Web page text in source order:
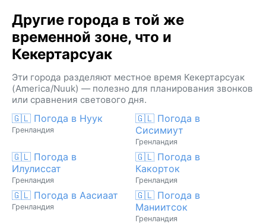
Другие города в той же
временной зоне, что и
Кекертарсуак
Эти города разделяют местное время Кекертарсуак
(America/Nuuk) — полезно для планирования звонков
или сравнения светового дня.
🇬🇱 Погода в Нуук
Гренландия
🇬🇱 Погода в
Сисимиут
Гренландия
🇬🇱 Погода в
Илулиссат
Гренландия
🇬🇱 Погода в
Какорток
Гренландия
🇬🇱 Погода в Аасиаат
Гренландия
🇬🇱 Погода в
Маниитсок
Гренландия